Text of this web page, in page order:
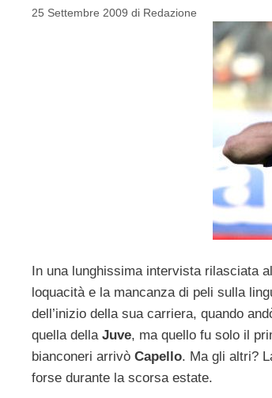
25 Settembre 2009 di Redazione
In una lunghissima intervista rilasciata
loquacità e la mancanza di peli sulla
dell’inizio della sua carriera, quando
quella della Juve, ma quello fu solo il
bianconeri arrivò Capello. Ma gli altri?
forse durante la scorsa estate.